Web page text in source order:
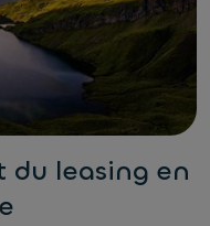
du leasing en